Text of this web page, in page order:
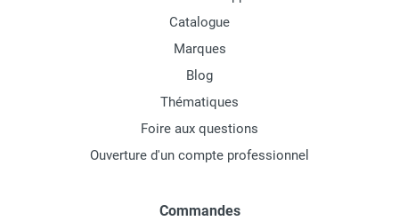
Catalogue
Marques
Blog
Thématiques
Foire aux questions
Ouverture d'un compte professionnel
Commandes